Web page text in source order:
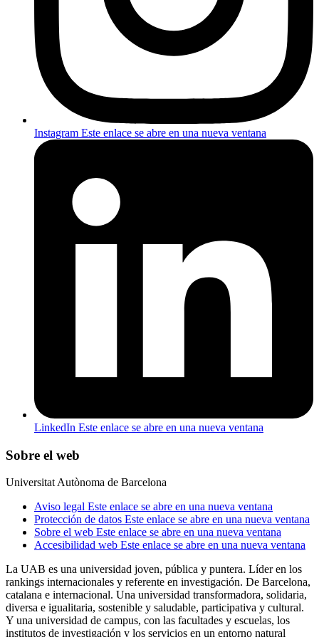
Instagram Este enlace se abre en una nueva ventana
LinkedIn Este enlace se abre en una nueva ventana
Sobre el web
Universitat Autònoma de Barcelona
Aviso legal Este enlace se abre en una nueva ventana
Protección de datos Este enlace se abre en una nueva ventana
Sobre el web Este enlace se abre en una nueva ventana
Accesibilidad web Este enlace se abre en una nueva ventana
La UAB es una universidad joven, pública y puntera. Líder en los
rankings internacionales y referente en investigación. De Barcelona,
catalana e internacional. Una universidad transformadora, solidaria,
diversa e igualitaria, sostenible y saludable, participativa y cultural.
Y una universidad de campus, con las facultades y escuelas, los
institutos de investigación y los servicios en un entorno natural